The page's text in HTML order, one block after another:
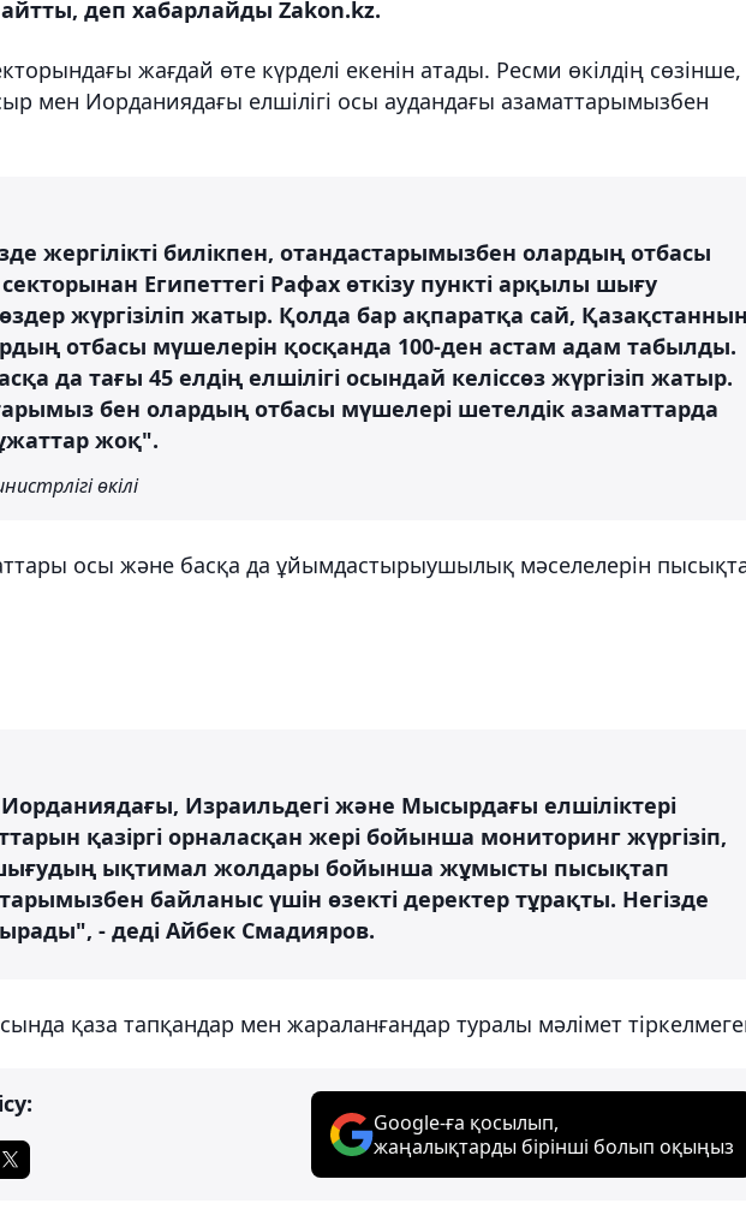
деп хабарлайды Zakon.kz.
жағдай өте күрделі екенін атады. Ресми өкілдің сөзінше,
мен Иорданиядағы елшілігі осы аудандағы азаматтарымызбен
жергілікті билікпен, отандастарымызбен олардың отбасы
Египеттегі Рафах өткізу пункті арқылы шығу
жүргізіліп жатыр. Қолда бар ақпаратқа сай,
отбасы мүшелерін қосқанда 100-ден астам адам табылды.
да тағы 45 елдің елшілігі осындай келіссөз жүргізіп жатыр.
бен олардың отбасы мүшелері шетелдік азаматтарда
жоқ".
өкілі
осы және басқа да ұйымдастырыушылық мәселелерін
Израильдегі және Мысырдағы елшіліктері
қазіргі орналасқан жері бойынша мониторинг жүргізіп,
шығудың ықтимал жолдары бойынша жұмысты пысықтап
байланыс үшін өзекті деректер тұрақты. Негізде
- деді Айбек Смадияров.
қаза тапқандар мен жараланғандар туралы мәлімет
Google-ға қосылып,
жаңалықтарды бірінші болып оқыңыз